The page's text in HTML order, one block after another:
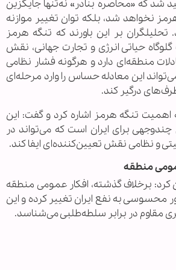
شد که «محاصره بنادر» نه‌تنها جایگزین
نخواهد شد، بلکه توان تغییر موازنه
تحلیلگران بر این باورند که تنگه هرمز
حیاتی انرژی و تجارت جهانی، نقش
منطقه‌ای دارد و هرگونه فشار نظامی
این معادله حساس را وارد مرحله‌ای
درگیر کند.
اهمیت تنگه هرمز اشاره کرد و گفت: این
چندوجهی برای ایران است که می‌تواند در
و نظامی نقش تعیین‌کننده‌ای ایفا کند.
منطقه
کرد: برخلاف گذشته، افکار عمومی منطقه
محسوسی به نفع ایران تغییر کرده و این
مقاوم در برابر سلطه‌طلبی می‌شناسد.